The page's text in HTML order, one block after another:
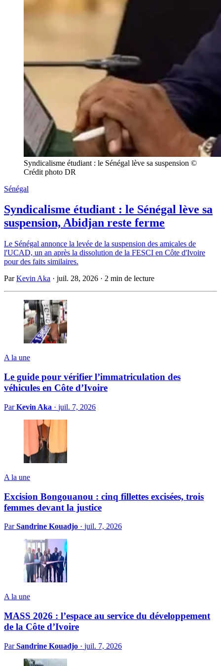
Syndicalisme étudiant : le Sénégal lève sa suspension ©
Crédit photo DR
Sénégal
Syndicalisme étudiant : le Sénégal lève sa
suspension, Abidjan reste ferme
Le Sénégal annonce la levée de la suspension des amicales de
l'UCAD, un an après la dissolution de la FESCI en Côte d'Ivoire
pour des faits similaires.
ParKevin Aka · juil. 28, 2026 · 2 min de lecture
A la une
Le guide pour vérifier l’immatriculation des
véhicules en Côte d’Ivoire
ParKevin Aka · juil. 7, 2026
A la une
Excision Bongouanou : cinq fillettes excisées, trois
femmes devant la justice
ParSandrine Kouadjo · juil. 7, 2026
A la une
MASS 2026 : l’espace au service du développement
de la Côte d’Ivoire
ParSandrine Kouadjo · juil. 7, 2026